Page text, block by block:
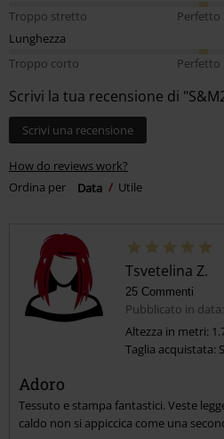
Troppo stretto
Perfetto
Lunghezza
Troppo corto
Perfetto
Scrivi la tua recensione di
Scrivi una recensione
How do reviews work?
Ordina per
Data Utile
Tsvetelina Z.
25 Commenti
Pubblicato in
Altezza in metri:
Taglia acquistata: S
Adoro
Tessuto e stampa fantastici. Veste
caldo non si appiccica come una